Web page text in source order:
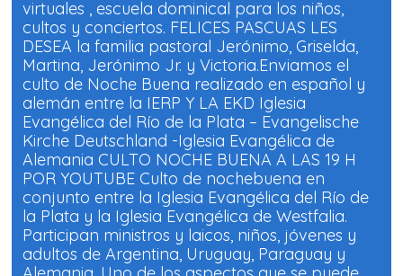
virtuales , escuela dominical para los niños,
cultos y conciertos. FELICES PASCUAS LES
DESEA la familia pastoral Jerónimo, Griselda,
Martina, Jerónimo Jr. y Victoria.Enviamos el
culto de Noche Buena realizado en español y
alemán entre la IERP Y LA EKD Iglesia
Evangélica del Río de la Plata – Evangelische
Kirche Deutschland -Iglesia Evangélica de
Alemania CULTO NOCHE BUENA A LAS 19 H
POR YOUTUBE Culto de nochebuena en
conjunto entre la Iglesia Evangélica del Río de
la Plata y la Iglesia Evangélica de Westfalia.
Participan ministros y laicos, niños, jóvenes y
adultos de Argentina, Uruguay, Paraguay y